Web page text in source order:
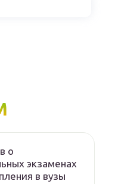
о
экзаменах
в вузы